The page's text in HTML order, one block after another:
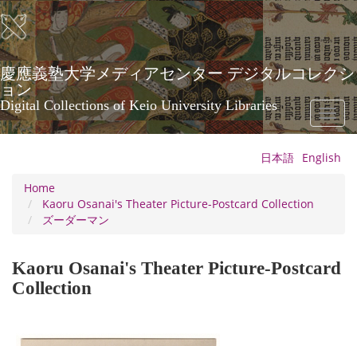
Skip
to
main
content
慶應義塾大学メディアセンター デジタルコレクシ
ョン
Digital Collections of Keio University Libraries
Toggle
日本語 English
Home
Kaoru Osanai's Theater Picture-Postcard Collection
ズーダーマン
Kaoru Osanai's Theater Picture-Postcard
Collection